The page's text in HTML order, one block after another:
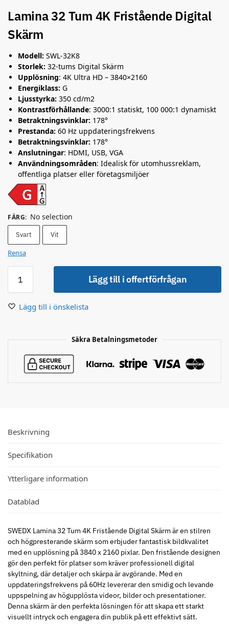
Lamina 32 Tum 4K Fristående Digital
Skärm
Modell: SWL-32K8
Storlek: 32-tums Digital Skärm
Upplösning: 4K Ultra HD – 3840×2160
Energiklass: G
Ljusstyrka: 350 cd/m2
Kontrastförhållande: 3000:1 statiskt, 100 000:1 dynamiskt
Betraktningsvinklar: 178°
Prestanda: 60 Hz uppdateringsfrekvens
Betraktningsvinklar: 178°
Anslutningar: HDMI, USB, VGA
Användningsområden: Idealisk för utomhussreklam,
offentliga platser eller företagsmiljöer
FÄRG: No selection
Svart Vit
Rensa
Lägg till i offertförfrågan
Lägg till i önskelista
Säkra Betalningsmetoder
Beskrivning
Specifikation
Ytterligare information
Datablad
SWEDX Lamina 32 Tum 4K Fristående Digital Skärm är en stilren
och högpresterande skärm som erbjuder fantastisk bildkvalitet
med en upplösning på 3840 x 2160 pixlar. Den fristående designen
gör den perfekt för platser som kräver professionell digital
skyltning, där detaljer och skärpa är avgörande. Med en
uppdateringsfrekvens på 60Hz levererar den smidig och levande
uppspelning av högupplösta videor, bilder och presentationer.
Denna skärm är den perfekta lösningen för att skapa ett starkt
visuellt intryck och engagera din publik på ett effektivt sätt.